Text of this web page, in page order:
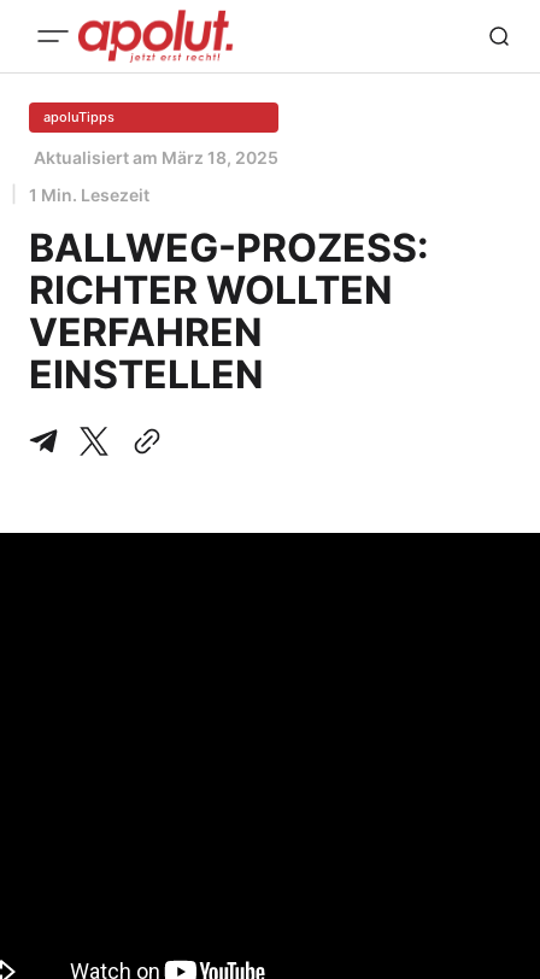
apoluTipps
Aktualisiert am März 18, 2025
1 Min. Lesezeit
BALLWEG-PROZESS:
RICHTER WOLLTEN
VERFAHREN
EINSTELLEN